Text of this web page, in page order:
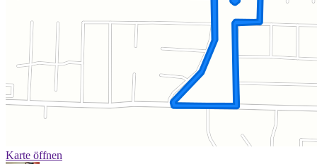
Karte öffnen